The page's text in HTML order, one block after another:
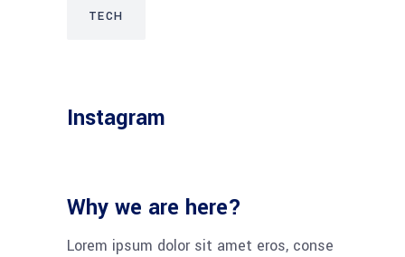
TECH
Instagram
Why we are here?
Lorem ipsum dolor sit amet eros, conse